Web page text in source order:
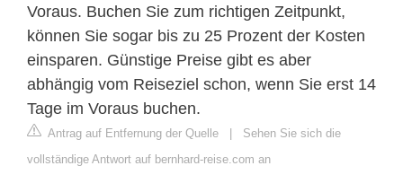
Voraus. Buchen Sie zum richtigen Zeitpunkt,
können Sie sogar bis zu 25 Prozent der Kosten
einsparen. Günstige Preise gibt es aber
abhängig vom Reiseziel schon, wenn Sie erst 14
Tage im Voraus buchen.
Antrag auf Entfernung der Quelle | Sehen Sie sich die
vollständige Antwort auf bernhard-reise.com an